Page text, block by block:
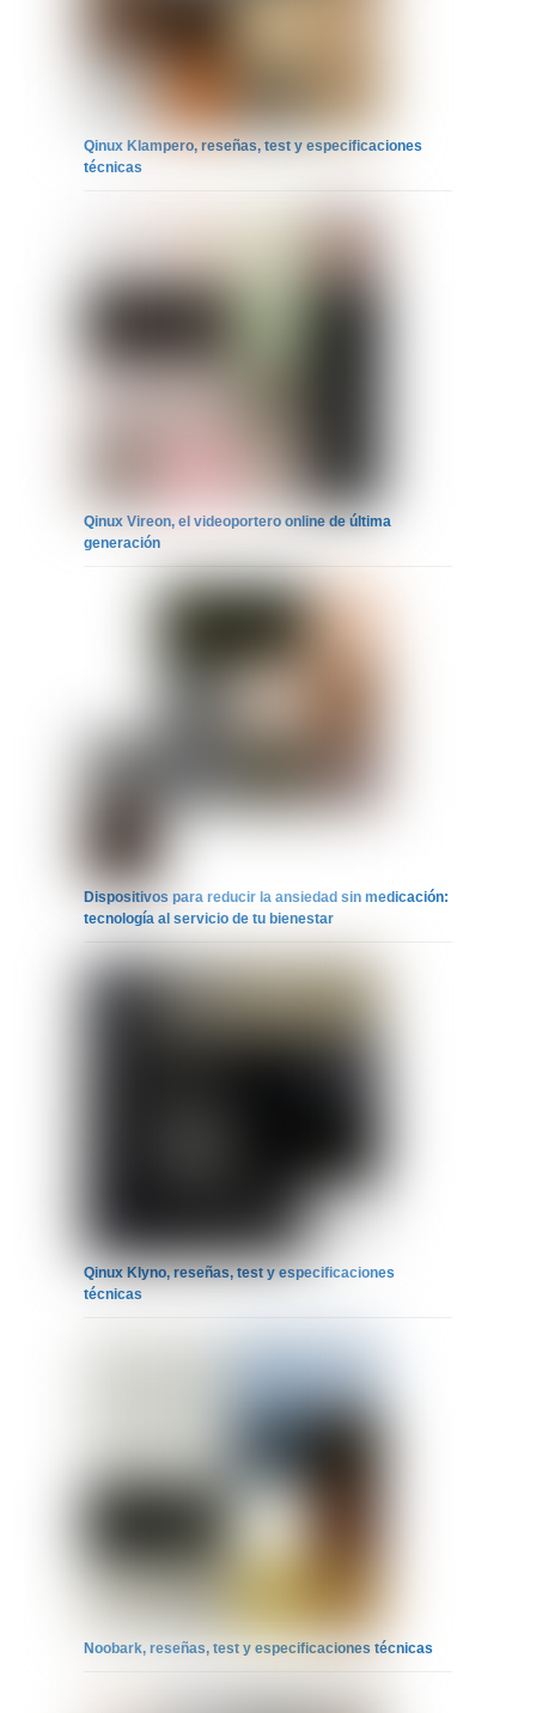
Qinux Klampero, reseñas, test y especificaciones
técnicas
Qinux Vireon, el videoportero online de última
generación
Dispositivos para reducir la ansiedad sin medicación:
tecnología al servicio de tu bienestar
Qinux Klyno, reseñas, test y especificaciones
técnicas
Noobark, reseñas, test y especificaciones técnicas